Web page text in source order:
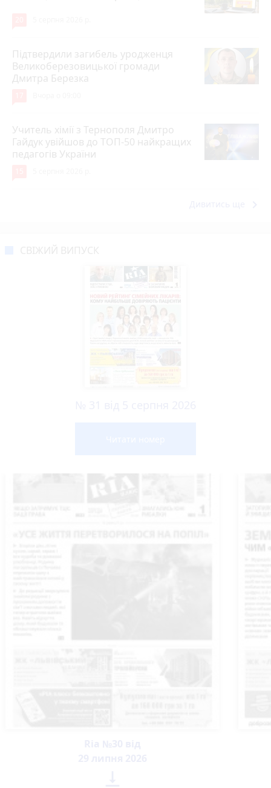
Підтвердили загибель уродженця
Великоберезовицької громади
Дмитра Березка
Учитель хімії з Тернополя Дмитро
Гайдук увійшов до ТОП-50 найкращих
педагогів України